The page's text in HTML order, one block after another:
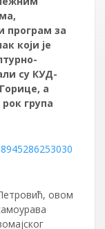
програм за
који је
су КУД-
а
група
овом